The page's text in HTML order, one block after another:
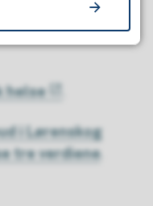
helse!
helse
i Lørenskog
tre verdiene.